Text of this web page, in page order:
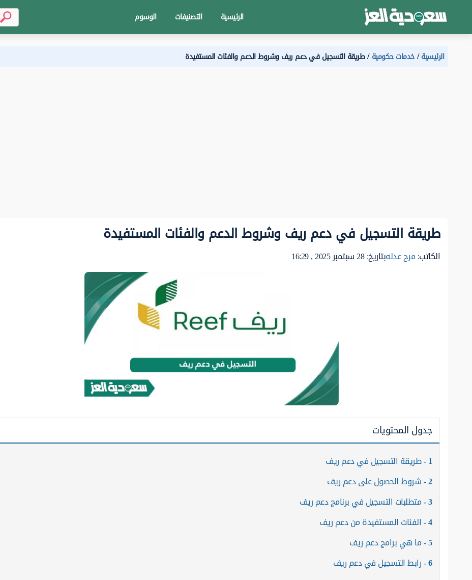
الرئيسية التصنيفات الوسوم
الرئيسية خدمات حكومية طريقة التسجيل في دعم ريف وشروط الدعم والفئات المستفيدة
طريقة التسجيل في دعم ريف وشروط الدعم والفئات المستفيدة
الكاتب:مرح عدلهبتاريخ: 28 سبتمبر 2025 , 16:29
جدول المحتويات
1 طريقة التسجيل في دعم ريف
2 شروط الحصول على دعم ريف
3 متطلبات التسجيل في برنامج دعم ريف
4 الفئات المستفيدة من دعم ريف
5 ما هي برامج دعم ريف
6 رابط التسجيل في دعم ريف